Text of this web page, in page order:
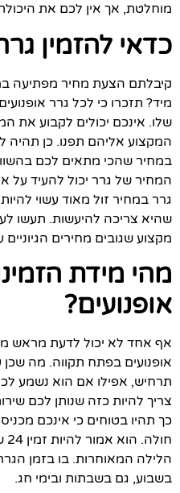
מוחלטת, אך אין לכם את
כדאי להזמין
קיבלתם הצעת מחיר מפתיעה
מיד? תזכרו כי לכל גרר
שלו. אינכם יכולים לקבוע את
המקצוע אליהם תפנו. כן תהיה
במחיר שהכי מתאים לכם
המחיר של גרר יכול להעיד על
גרר במחיר זול מאוד עשוי
שהיא צריכה להיעשות. תעשו
מקצוע שגובים מחירים
מהי מידת
אופנועים?
אף אחד לא יכול לדעת מראש
אופנועים בפתח תקווה. מה
תרחיש, אפילו אם הוא נשמע
צריך להיות כזה שנותן לכם
כך תהיו בטוחים כי אינכם
בשבוע, גם בשבתות ובימי חג.